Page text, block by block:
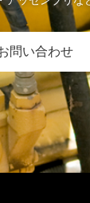
問い合わせ